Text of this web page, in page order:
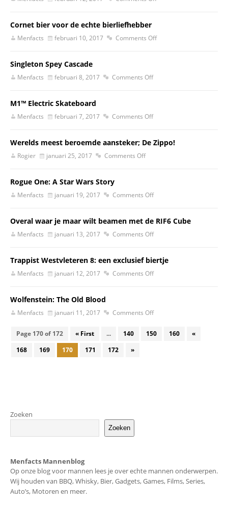
Cornet bier voor de echte bierliefhebber
Menfacts februari 10, 2017 Comments Off
Singleton Spey Cascade
Menfacts februari 8, 2017 Comments Off
M1™ Electric Skateboard
Menfacts februari 7, 2017 Comments Off
Werelds meest beroemde aansteker; De Zippo!
Rogier januari 25, 2017 Comments Off
Rogue One: A Star Wars Story
Menfacts januari 19, 2017 Comments Off
Overal waar je maar wilt beamen met de RIF6 Cube
Menfacts januari 13, 2017 Comments Off
Trappist Westvleteren 8: een exclusief biertje
Menfacts januari 12, 2017 Comments Off
Wolfenstein: The Old Blood
Menfacts januari 11, 2017 Comments Off
Page 170 of 172 « First ... 140 150 160
«
168
169 170 171 172 »
Zoeken
Zoeken
Menfacts Mannenblog
Op onze blog voor mannen lees je over echte mannen onderwerpen.
Wij houden van BBQ, Whisky, Bier, Gadgets, Games, Films, Series,
Auto’s, Motoren en meer.